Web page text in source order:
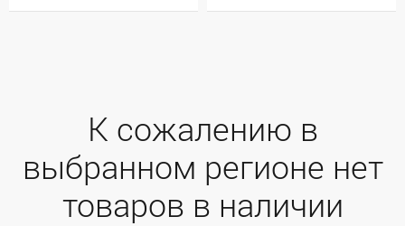
К сожалению в
выбранном регионе нет
товаров в наличии